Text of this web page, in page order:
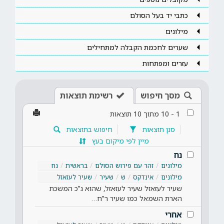
כתבי יד בעל הסולם
מילונים
שערים לחכמת הקבלה למתחילים
עזרים ומפתחות
מסך חיפוש רשימת תוצאות
1
-
10 מתוך 10 תוצאות
סנן תוצאות
חיפוש בתוצאות
מיין לפי מיקום בעץ
נח
מילונים זהר עם פירוש הסולם בראשית
נח
מילונים
אינדקס ש שעיר שעיר לעזאזל
שעיר לעזאזל שעיר לעזאזל, שהוא ג"כ המשכת
הארת השמאל כמו שעיר ר"ח…
אחרי